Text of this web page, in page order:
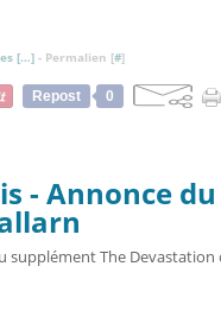
[…] - Permalien [#]
Repost
0
- Annonce